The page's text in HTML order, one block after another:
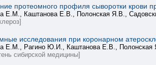
протеомного профиля сыворотки крови
Е.М., Каштанова Е.В., Полонская Я.В.,
исследования при коронарном
Е.М., Рагино Ю.И., Каштанова Е.В., Полонская
сибирской медицины]